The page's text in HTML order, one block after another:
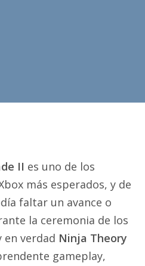
II es uno de los
más esperados, y de
faltar un avance o
la ceremonia de los
en verdad Ninja Theory
gameplay,